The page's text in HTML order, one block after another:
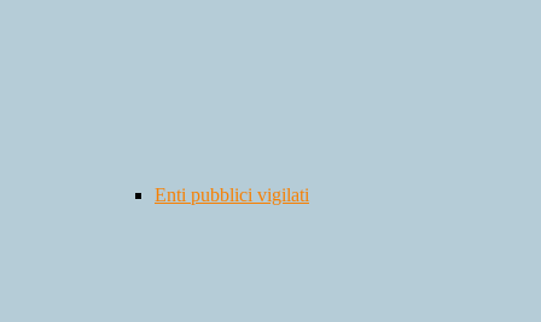
Enti pubblici vigilati